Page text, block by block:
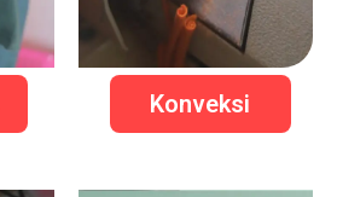
Konveksi